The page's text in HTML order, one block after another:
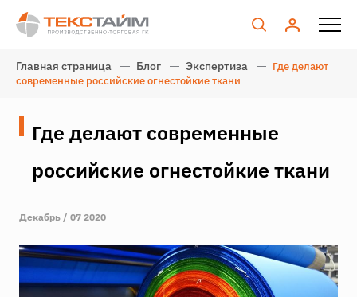
Главная страница Блог Экспертиза
Где делают
современные российские огнестойкие ткани
Где делают современные
российские огнестойкие ткани
Декабрь / 07 2020